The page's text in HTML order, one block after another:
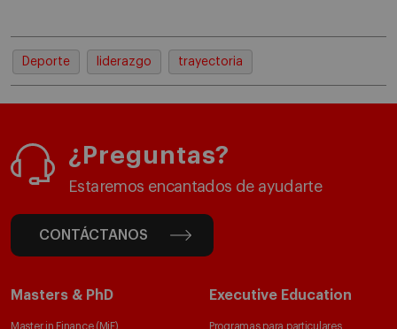
Deporte liderazgo trayectoria
¿Preguntas?
Estaremos encantados de ayudarte
CONTÁCTANOS
Masters & PhD
Master in Finance (MiF)
Executive Education
Programas para particulares